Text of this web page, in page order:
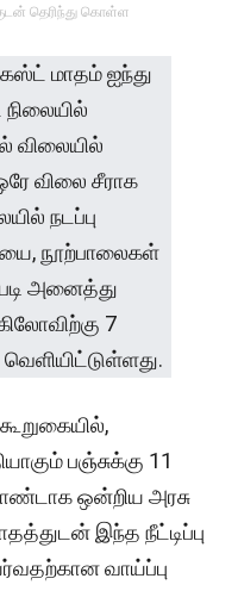
தெரிந்து கொள்ள
பஞ்சுக்கு 11
ஒன்றிய அரசு
இந்த நீட்டிப்பு
வாய்ப்பு